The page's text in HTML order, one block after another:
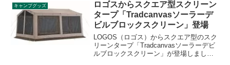
けでなく、ペレットも燃料として使える
兼用薪ストーブです。詳細をレビューし
ます。
キャンプグッズ
ロゴスからスクエア型スクリーン
タープ「Tradcanvasソーラーデ
ビルブロックスクリーン」登場
LOGOS（ロゴス）からスクエア型のスク
リーンタープ「Tradcanvasソーラーデビ
ルブロックスクリーン」が登場しまし